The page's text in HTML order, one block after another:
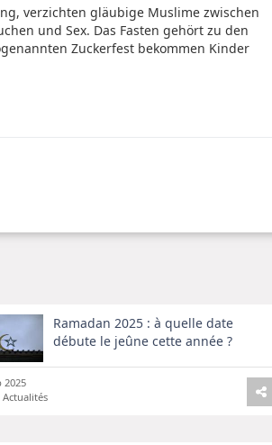
verzichten gläubige Muslime zwischen
und Sex. Das Fasten gehört zu den
Zuckerfest bekommen Kinder
Ramadan 2025 : à quelle date
débute le jeûne cette année ?
2025
Actualités